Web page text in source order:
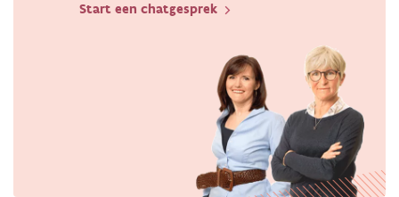
Start een chatgesprek